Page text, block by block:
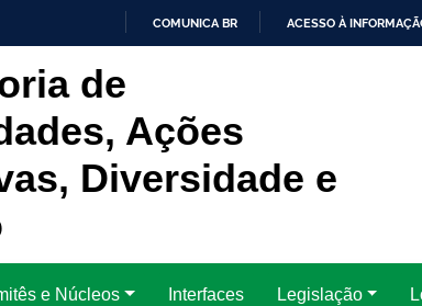
COMUNICA BR ACESSO À
de
Ações
Diversidade e
e Núcleos Interfaces Legislação